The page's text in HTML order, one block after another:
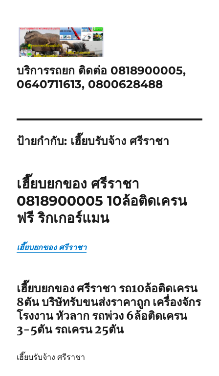
บริการรถยก ติดต่อ 0818900005,
0640711613, 0800628488
ป้ายกำกับ: เฮี๊ยบรับจ้าง ศรีราชา
เฮี๊ยบยกของ ศรีราชา
0818900005 10ล้อติดเครน
ฟรี ริกเกอร์แมน
เฮี๊ยบยกของ ศรีราชา
เฮี๊ยบยกของ ศรีราชา รถ10ล้อติดเครน
8ตัน บริษัทรับขนส่งราคาถูก เครื่องจักร
โรงงาน หัวลาก รถพ่วง 6ล้อติดเครน
3-5ตัน รถเครน 25ตัน
เฮี๊ยบรับจ้าง ศรีราชา